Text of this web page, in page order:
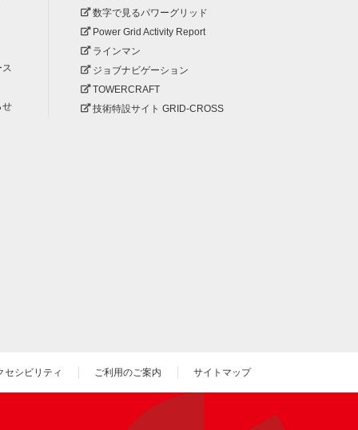
ス
せ
数字で見るパワーグリッド
Power Grid Activity Report
ラインマン
ジョブナビゲーション
TOWERCRAFT
技術特設サイト GRID-CROSS
セシビリティ ご利用のご案内 サイトマップ